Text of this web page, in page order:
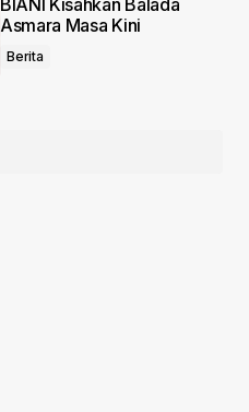
BIANI Kisahkan Balada
Asmara Masa Kini
Berita